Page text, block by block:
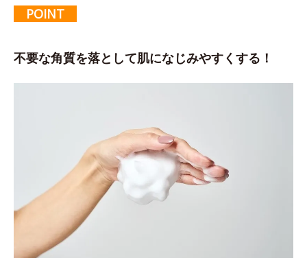
POINT
不要な角質を落として肌になじみやすくする！